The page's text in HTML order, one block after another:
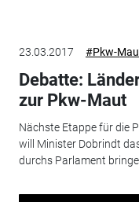
23.03.2017 #Pkw-
Debatte:
zur Pkw-Maut
Nächste Etappe für die
will Minister Dobrindt
durchs Parlament